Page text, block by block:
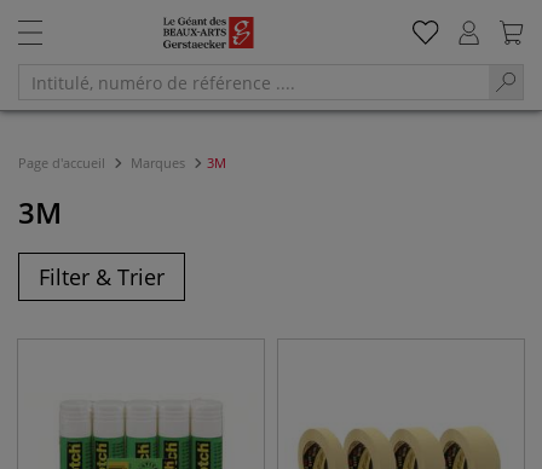
Page d'accueil Marques 3M
3M
Filter & Trier